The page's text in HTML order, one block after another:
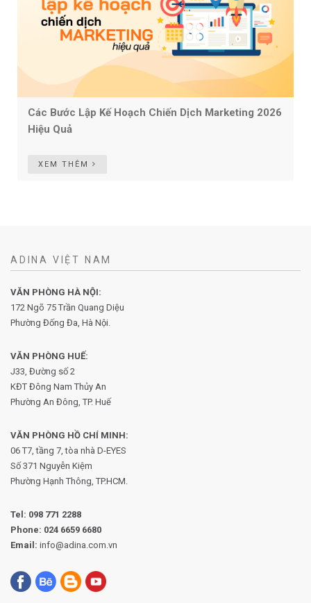
Các Bước Lập Kế Hoạch Chiến Dịch Marketing 2026
Hiệu Quả
ADINA VIỆT NAM
VĂN PHÒNG HÀ NỘI:
172 Ngõ 75 Trần Quang Diệu
Phường Đống Đa, Hà Nội.
VĂN PHÒNG HUẾ:
J33, Đường số 2
KĐT Đông Nam Thủy An
Phường An Đông, TP. Huế
VĂN PHÒNG HỒ CHÍ MINH:
06 T7, tầng 7, tòa nhà D-EYES
Số 371 Nguyễn Kiệm
Phường Hạnh Thông, TP.HCM.
Tel: 098 771 2288
Phone: 024 6659 6680
Email: info@adina.com.vn